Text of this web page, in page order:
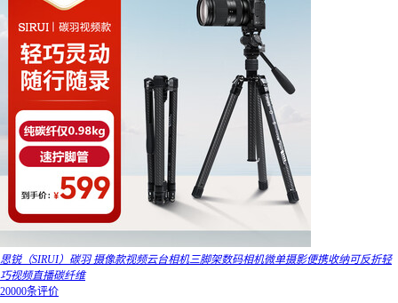
思锐（SIRUI）碳羽 摄像款视频云台相机三脚架数码相机微单摄影便携收纳可反折轻
巧视频直播碳纤维
20000条评价